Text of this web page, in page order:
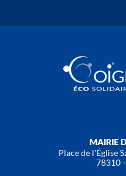
MAIRIE
Place de l'Église
78310 -